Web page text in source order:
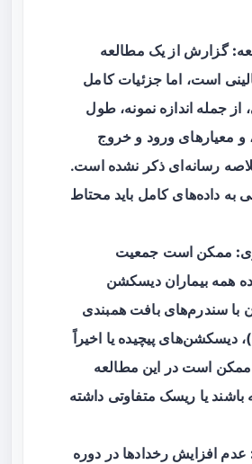
گزارش از یک مطالعه
است، اما جزئیات کامل
جمله اندازه نمونه، طول
و معیارهای ورود و خروج
رسانه‌ای ذکر نشده است.
به داده‌های کامل باید محتاط
ممکن است جمعیت
همه بیماران دیسکشن
با سندرم‌های بافت همبندی
دیسکشن‌های پیچیده یا اخیراً
است در این مطالعه
یا ریسک متفاوتی داشته
عدم افزایش رخدادها در دوره